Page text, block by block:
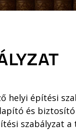
helyi építési
és
szabályzat a